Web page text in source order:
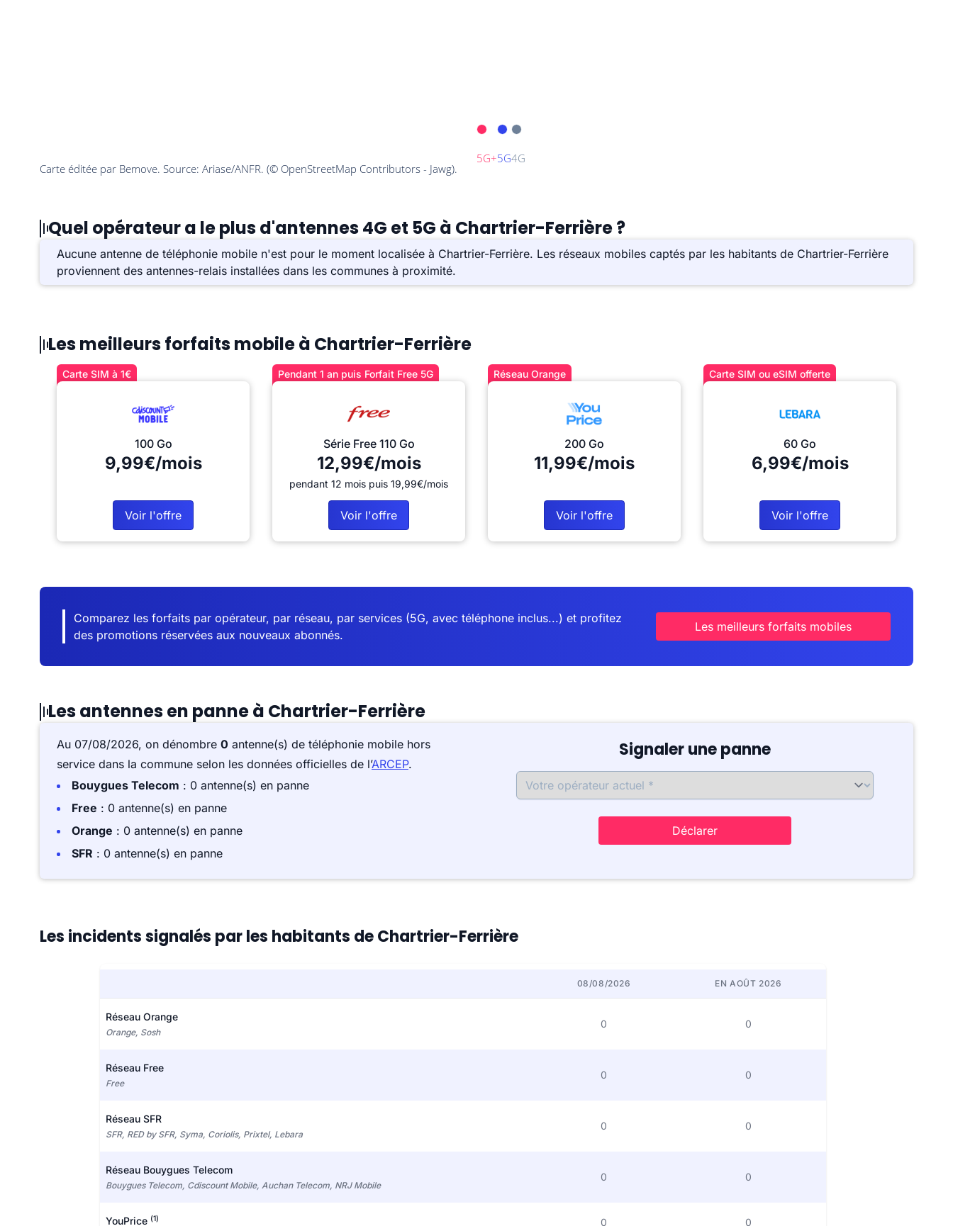
Quel opérateur a le plus d'antennes 4G et 5G à Chartrier-Ferrière ?
Aucune antenne de téléphonie mobile n'est pour le moment localisée à Chartrier-Ferrière. Les réseaux mobiles captés par les habitants de Chartrier-Ferrière
proviennent des antennes-relais installées dans les communes à proximité.
Les meilleurs forfaits mobile à Chartrier-Ferrière
Carte SIM à 1€
100 Go
9,99€/mois
Voir l'offre
Pendant 1 an puis Forfait Free 5G
Série Free 110 Go
12,99€/mois
pendant 12 mois puis 19,99€/mois
Voir l'offre
Réseau Orange
200 Go
11,99€/mois
Voir l'offre
Carte SIM ou eSIM offerte
60 Go
6,99€/mois
Voir l'offre
Comparez les forfaits par opérateur, par réseau, par services (5G, avec téléphone inclus...) et profitez
des promotions réservées aux nouveaux abonnés.
Les meilleurs forfaits mobiles
Les antennes en panne à Chartrier-Ferrière
Au 07/08/2026, on dénombre 0 antenne(s) de téléphonie mobile hors
service dans la commune selon les données officielles de l’ARCEP.
Bouygues Telecom : 0 antenne(s) en panne
Free : 0 antenne(s) en panne
Orange : 0 antenne(s) en panne
SFR : 0 antenne(s) en panne
Signaler une panne
Déclarer
Les incidents signalés par les habitants de Chartrier-Ferrière
08/08/2026 EN AOÛT 2026
Réseau Orange
Orange, Sosh
0 0
Réseau Free
Free
0 0
Réseau SFR
SFR, RED by SFR, Syma, Coriolis, Prixtel, Lebara
0 0
Réseau Bouygues Telecom
Bouygues Telecom, Cdiscount Mobile, Auchan Telecom, NRJ Mobile
0 0
YouPrice (1) 0 0